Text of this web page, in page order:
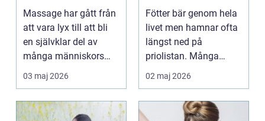
vardagsenergi
Massage har gått från
att vara lyx till att bli
en självklar del av
många människors
hälsa och varda...
03 maj 2026
året runt
Fötter bär genom hela
livet men hamnar ofta
längst ned på
priolistan. Många
väntar tills problemen
02 maj 2026